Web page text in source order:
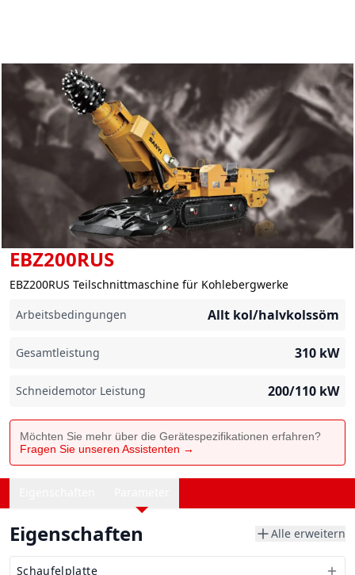
EBZ200RUS
EBZ200RUS Teilschnittmaschine für Kohlebergwerke
Arbeitsbedingungen
Allt kol/halvkolssöm
Gesamtleistung 310 kW
Schneidemotor Leistung 200/110 kW
Möchten Sie mehr über die Gerätespezifikationen erfahren?
Fragen Sie unseren Assistenten →
Eigenschaften Alle erweitern
Schaufelplatte